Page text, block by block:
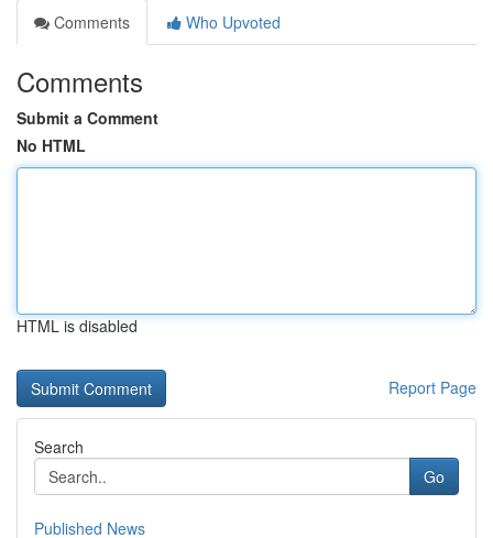
Comments
Who Upvoted
Comments
Submit a Comment
No HTML
HTML is disabled
Report Page
Search
Go
Published News